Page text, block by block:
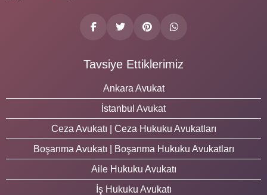
Tavsiye Ettiklerimiz
Ankara Avukat
İstanbul Avukat
Ceza Avukatı | Ceza Hukuku Avukatları
Boşanma Avukatı | Boşanma Hukuku Avukatları
Aile Hukuku Avukatı
İş Hukuku Avukatı